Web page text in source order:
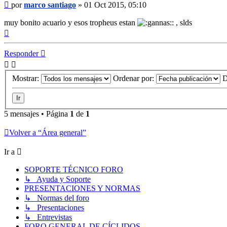
Mensaje
pormarco santiago » 01 Oct 2015, 05:10
muy bonito acuario y esos tropheus estan
, slds
Responder
Mostrar: Ordenar por:
5 mensajes • Página 1 de 1
Volver a “Área general”
Ir a
SOPORTE TÉCNICO FORO
↳ Ayuda y Soporte
PRESENTACIONES Y NORMAS
↳ Normas del foro
↳ Presentaciones
↳ Entrevistas